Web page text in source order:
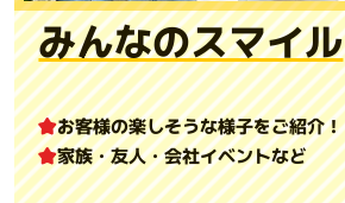
みんなのスマイル
お客様の楽しそうな様子をご紹介！
家族・友人・会社イベントなど